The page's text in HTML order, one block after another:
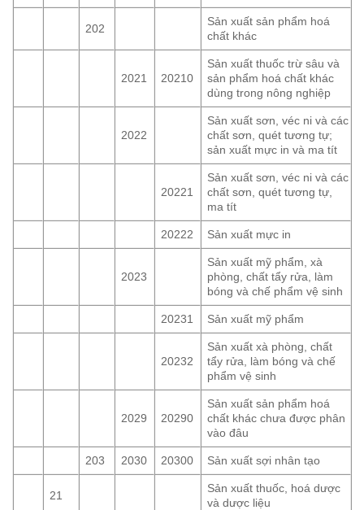
202
Sản xuất sản phẩm hoá
chất khác
2021 20210
Sản xuất thuốc trừ sâu và
sản phẩm hoá chất khác
dùng trong nông nghiệp
2022
Sản xuất sơn, véc ni và các
chất sơn, quét tương tự;
sản xuất mực in và ma tít
20221
Sản xuất sơn, véc ni và các
chất sơn, quét tương tự,
ma tít
20222 Sản xuất mực in
2023
Sản xuất mỹ phẩm, xà
phòng, chất tẩy rửa, làm
bóng và chế phẩm vệ sinh
20231 Sản xuất mỹ phẩm
20232
Sản xuất xà phòng, chất
tẩy rửa, làm bóng và chế
phẩm vệ sinh
2029 20290
Sản xuất sản phẩm hoá
chất khác chưa được phân
vào đâu
203 2030 20300 Sản xuất sợi nhân tạo
21
Sản xuất thuốc, hoá dược
và dược liệu